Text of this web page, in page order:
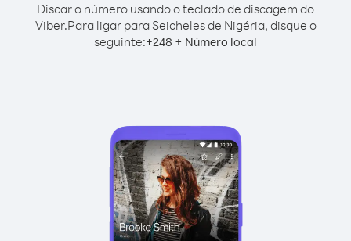
Discar o número usando o teclado de discagem do
Viber.Para ligar para Seicheles de Nigéria, disque o
seguinte:+248 + Número local